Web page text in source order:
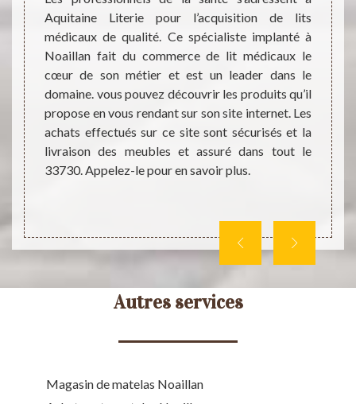
la
ses
de
son
les
Aquitaine Literie pour l’acquisition de lits
médicaux de qualité. Ce spécialiste implanté à
Noaillan fait du commerce de lit médicaux le
cœur de son métier et est un leader dans le
domaine. vous pouvez découvrir les produits qu’il
propose en vous rendant sur son site internet. Les
achats effectués sur ce site sont sécurisés et la
livraison des meubles et assuré dans tout le
33730. Appelez-le pour en savoir plus.
est
pas
un
Autres services
Magasin de matelas Noaillan